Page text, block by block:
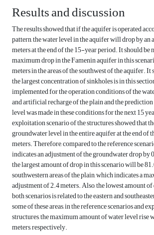
Results and discussion
The results showed that if the aquifer is operated
pattern, the water level in the aquifer will drop by an
meters at the end of the 15-year period. It should be
maximum drop in the Famenin aquifer in this
meters in the areas of the southwest of the aquifer.
the largest concentration of sinkholes is in this
implemented for the operation conditions of the
and artificial recharge of the plain and the
level was made in these conditions for the next 15
exploitation scenario of the structures showed that
groundwater level in the entire aquifer at the end of
meters. Therefore, compared to the reference
indicates an adjustment of the groundwater drop by
the largest amount of drop in this scenario will be
southwestern areas of the plain, which indicates a
adjustment of 2.4 meters. Also, the lowest amount
both scenarios is related to the eastern and
some of these areas, in the reference scenarios and
structures, the maximum amount of water level rise
meters, respectively.